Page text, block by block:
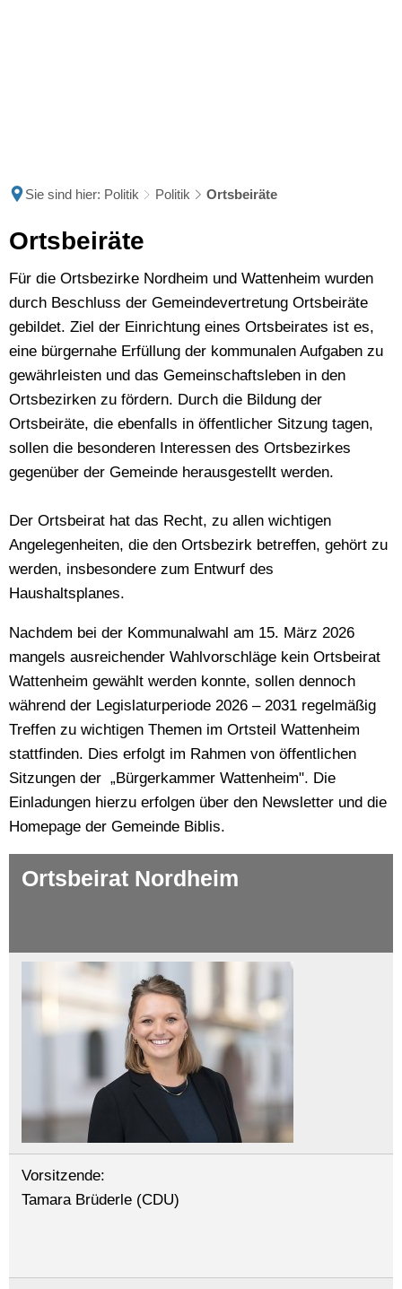
Sie sind hier: Politik Politik Ortsbeiräte
Ortsbeiräte
Ortsbeiräte
Für die Ortsbezirke Nordheim und Wattenheim wurden
durch Beschluss der Gemeindevertretung Ortsbeiräte
gebildet. Ziel der Einrichtung eines Ortsbeirates ist es,
eine bürgernahe Erfüllung der kommunalen Aufgaben zu
gewährleisten und das Gemeinschaftsleben in den
Ortsbezirken zu fördern. Durch die Bildung der
Ortsbeiräte, die ebenfalls in öffentlicher Sitzung tagen,
sollen die besonderen Interessen des Ortsbezirkes
gegenüber der Gemeinde herausgestellt werden.
Der Ortsbeirat hat das Recht, zu allen wichtigen
Angelegenheiten, die den Ortsbezirk betreffen, gehört zu
werden, insbesondere zum Entwurf des
Haushaltsplanes.
Nachdem bei der Kommunalwahl am 15. März 2026
mangels ausreichender Wahlvorschläge kein Ortsbeirat
Wattenheim gewählt werden konnte, sollen dennoch
während der Legislaturperiode 2026 – 2031 regelmäßig
Treffen zu wichtigen Themen im Ortsteil Wattenheim
stattfinden. Dies erfolgt im Rahmen von öffentlichen
Sitzungen der „Bürgerkammer Wattenheim". Die
Einladungen hierzu erfolgen über den Newsletter und die
Homepage der Gemeinde Biblis.
Ortsbeirat Nordheim
Vorsitzende:
Tamara Brüderle (CDU)